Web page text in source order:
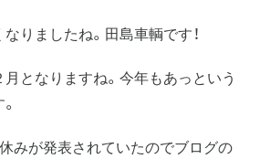
りましたね。田島車輌です！
となりますね。今年もあっという
みが発表されていたのでブログの